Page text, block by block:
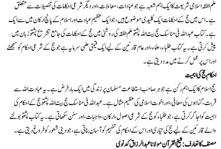
علم الفقہ اسلامی شریعت کا ایک اہم شعبہ ہے جو عبادات، معاملات، اور دیگر شرعی احکامات کی تفصیلات سے متعلق
ہے۔ اس میں حج کے احکامات ایک کلیدی موضوع ہیں، جو ایک عظیم عبادت اور اسلام کے پانچ ارکان میں سے ایک
ہے۔ کتاب عبداللہ فی مناسک حج بیت اللہ پشتو علم الفقہ کی روشنی میں حج کے احکامات کی جامع تشریح پشتو زبان میں
پیش کرتی ہے۔ یہ کتاب طلباء، علماء، اور عام قارئین کے لیے ایک قیمتی علمی سرمایہ ہے جو حج کے شرعی احکام کو سمجھنے
اور اس پر عمل کرنے میں مدد دیتی ہے۔
احکام حج کی اہمیت
حج اسلام کا ایک اہم رکن ہے جو ہر صاحب استطاعت مسلمان پر زندگی میں ایک بار فرض ہے۔ یہ عبادت اللہ سے
قربت، گناہوں کی معافی، اور اخوت اسلامی کی عظیم مثال ہے۔ عبداللہ فی مناسک حج بیت اللہ پشتو حج کے احکام کی
اہمیت کو اجاگر کرتی ہے، جو طلباء کو حج کے شرعی اصول، ارکان، واجبات، اور سنن سکھاتی ہے۔ یہ کتاب پشتو بولنے
والے قارئین کے لیے حج کی تیاری اور اس کے احکام کی تفہیم کو آسان بناتی ہے، جو دینی شعور کو فروغ دیتی ہے۔
مصنف کا تعارف: شیخ القرآن مولانا عبدالرزاق کدنوی